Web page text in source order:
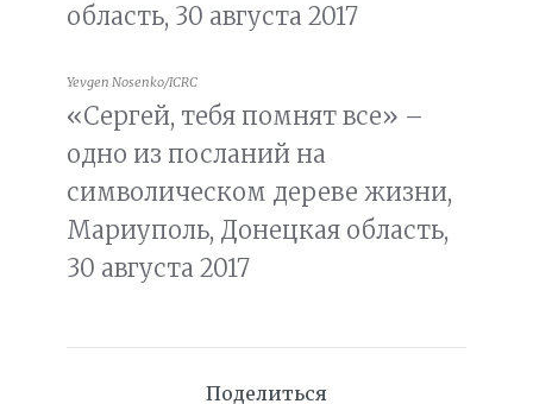
область, 30 августа 2017
Yevgen Nosenko/ICRC
«Сергей, тебя помнят все» –
одно из посланий на
символическом дереве жизни,
Мариуполь, Донецкая область,
30 августа 2017
Поделиться